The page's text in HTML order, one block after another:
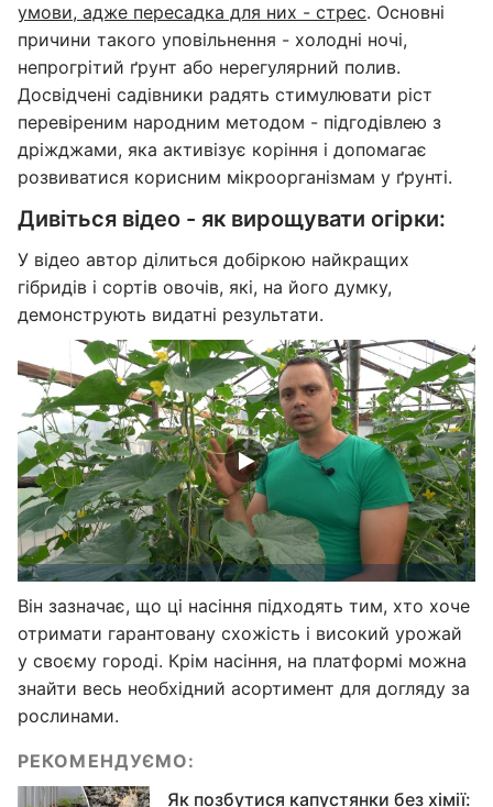
умови, адже пересадка для них - стрес. Основні
причини такого уповільнення - холодні ночі,
непрогрітий ґрунт або нерегулярний полив.
Досвідчені садівники радять стимулювати ріст
перевіреним народним методом - підгодівлею з
дріжджами, яка активізує коріння і допомагає
розвиватися корисним мікроорганізмам у ґрунті.
Дивіться відео - як вирощувати огірки:
У відео автор ділиться добіркою найкращих
гібридів і сортів овочів, які, на його думку,
демонструють видатні результати.
Він зазначає, що ці насіння підходять тим, хто хоче
отримати гарантовану схожість і високий урожай
у своєму городі. Крім насіння, на платформі можна
знайти весь необхідний асортимент для догляду за
рослинами.
РЕКОМЕНДУЄМО:
Як позбутися капустянки без хімії: